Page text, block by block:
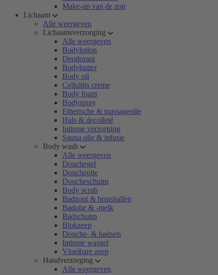
Make-up van de zon
Lichaam
Alle weergeven
Lichaamsverzorging
Alle weergeven
Bodylotion
Deodorant
Bodybutter
Body oil
Cellulitis creme
Body foam
Bodyspray
Etherische & massageolie
Hals & decolleté
Intieme verzorging
Sauna olie & infusie
Body wash
Alle weergeven
Douchegel
Doucheolie
Doucheschuim
Body scrub
Badzout & bruisballen
Badolie & -melk
Badschuim
Blokzeep
Douche- & badsets
Intieme wasgel
Vloeibare zeep
Handverzorging
Alle weergeven